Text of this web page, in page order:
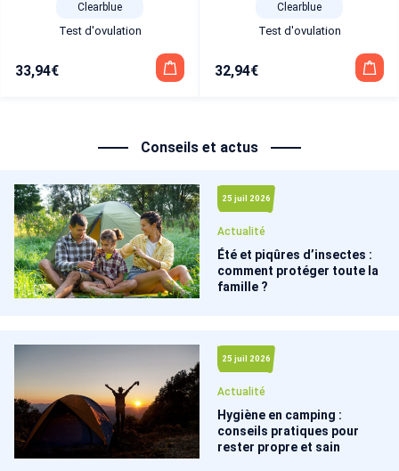
Clearblue
Test d'ovulation
33,94€
Clearblue
Test d'ovulation
32,94€
Conseils et actus
25 juil 2026
Actualité
Été et piqûres d’insectes :
comment protéger toute la
famille ?
25 juil 2026
Actualité
Hygiène en camping :
conseils pratiques pour
rester propre et sain